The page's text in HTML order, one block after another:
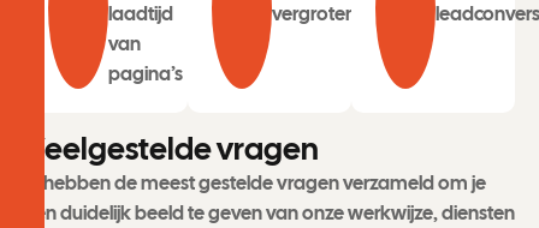
laadtijd
van
pagina’s
vergroten
eelgesteldevragen
Ik hebben de meest gestelde vragen verzameld om je
een duidelijk beeld te geven van onze werkwijze, diensten